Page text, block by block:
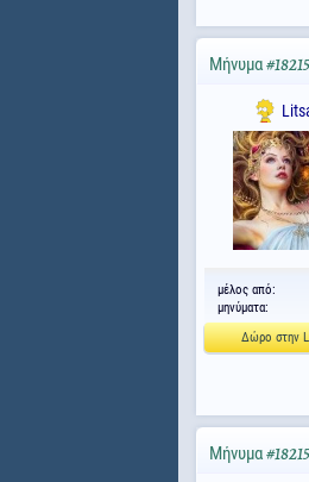
Μήνυμα
μέλος από:
μηνύματα:
Δώρο στην
Μήνυμα